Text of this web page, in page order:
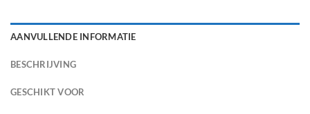
AANVULLENDE INFORMATIE
BESCHRIJVING
GESCHIKT VOOR